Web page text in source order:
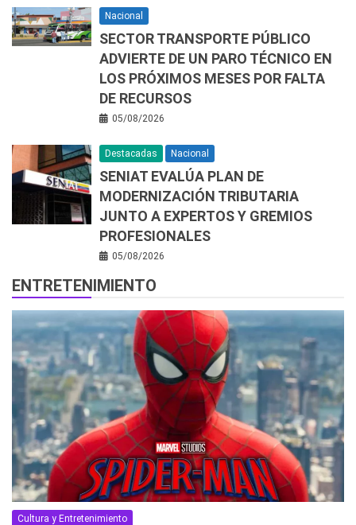
Nacional
SECTOR TRANSPORTE PÚBLICO
ADVIERTE DE UN PARO TÉCNICO EN
LOS PRÓXIMOS MESES POR FALTA
DE RECURSOS
05/08/2026
Destacadas Nacional
SENIAT EVALÚA PLAN DE
MODERNIZACIÓN TRIBUTARIA
JUNTO A EXPERTOS Y GREMIOS
PROFESIONALES
05/08/2026
ENTRETENIMIENTO
Cultura y Entretenimiento